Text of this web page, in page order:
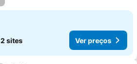
2 sites Ver preços